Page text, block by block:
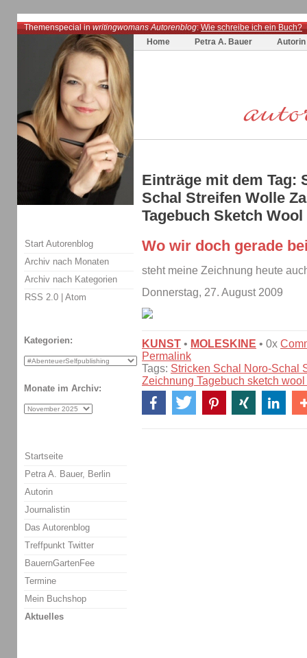
Themenspecial inwritingwomans Autorenblog:Wie schreibe ich ein Buch?
Home
Petra A. Bauer Autorin
Einträge mit dem Tag:
Schal Streifen Wolle
Tagebuch Sketch
Wo wir doch gerade
steht meine Zeichnung heute
Donnerstag, 27. August 2009
KUNST • MOLESKINE • 0x
Permalink
Tags: Stricken Schal Noro-Schal
Zeichnung Tagebuch sketch
Start Autorenblog
Archiv nach Monaten
Archiv nach Kategorien
RSS 2.0 | Atom
Kategorien:
Monate im Archiv:
Startseite
Petra A. Bauer, Berlin
Autorin
Journalistin
Das Autorenblog
Treffpunkt Twitter
BauernGartenFee
Termine
Mein Buchshop
Aktuelles